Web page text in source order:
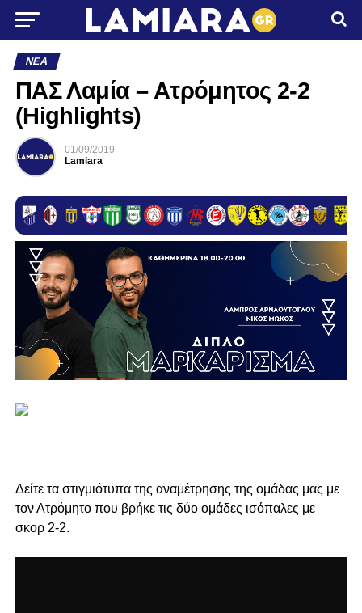
ΝΈΑ
ΠΑΣ Λαμία – Ατρόμητος 2-2
(Highlights)
01/09/2019
Lamiara
Δείτε τα στιγμιότυπα της αναμέτρησης της ομάδας μας με
τον Ατρόμητο που βρήκε τις δύο ομάδες ισόπαλες με
σκορ 2-2.